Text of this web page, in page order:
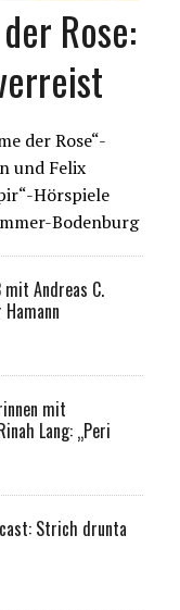
Rose:
der Rose“-
und Felix
Hörspiele
Bodenburg
Andreas C.
mit
Lang: „Peri
Strich drunta